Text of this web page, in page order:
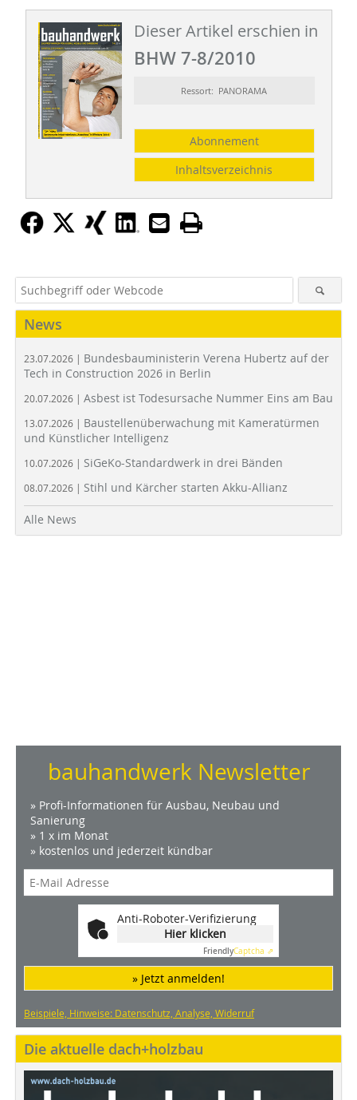
Dieser Artikel erschien in
BHW 7-8/2010
Ressort: PANORAMA
Abonnement
Inhaltsverzeichnis
News
23.07.2026 | Bundesbauministerin Verena Hubertz auf der
Tech in Construction 2026 in Berlin
20.07.2026 | Asbest ist Todesursache Nummer Eins am Bau
13.07.2026 | Baustellenüberwachung mit Kameratürmen
und Künstlicher Intelligenz
10.07.2026 | SiGeKo-Standardwerk in drei Bänden
08.07.2026 | Stihl und Kärcher starten Akku-Allianz
Alle News
bauhandwerk Newsletter
» Profi-Informationen für Ausbau, Neubau und
Sanierung
» 1 x im Monat
» kostenlos und jederzeit kündbar
Anti-Roboter-Verifizierung
Hier klicken
FriendlyCaptcha ⇗
» Jetzt anmelden!
Beispiele, Hinweise: Datenschutz, Analyse, Widerruf
Die aktuelle dach+holzbau